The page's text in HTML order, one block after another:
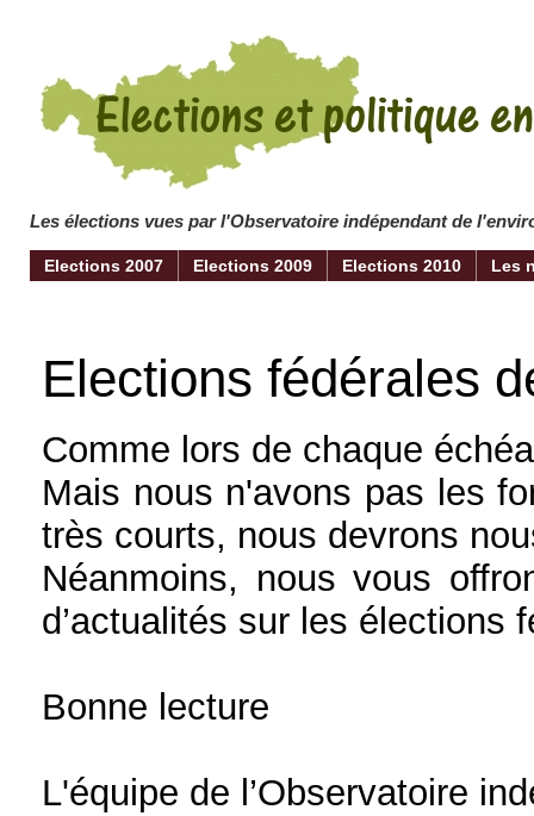
Les élections vues par l'Observatoire indépendant de
Elections 2007 Elections 2009 Elections 2010 Les
Elections fédérales
Comme lors de chaque
Mais nous n'avons pas les
très courts, nous devrons
Néanmoins, nous vous
d’actualités sur les élections
Bonne lecture
L'équipe de l’Observatoire